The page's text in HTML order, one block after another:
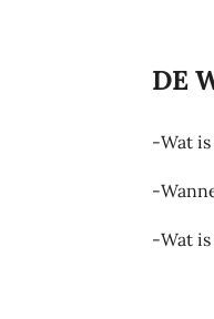
DE
-Wat is
-
-Wat